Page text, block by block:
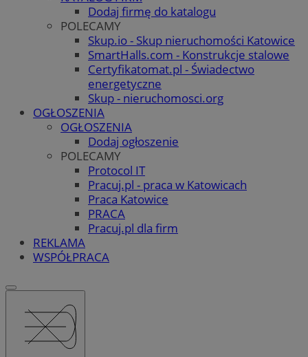
Dodaj firmę do katalogu
POLECAMY
Skup.io - Skup nieruchomości Katowice
SmartHalls.com - Konstrukcje stalowe
Certyfikatomat.pl - Świadectwo
energetyczne
Skup - nieruchomosci.org
OGŁOSZENIA
OGŁOSZENIA
Dodaj ogłoszenie
POLECAMY
Protocol IT
Pracuj.pl - praca w Katowicach
Praca Katowice
PRACA
Pracuj.pl dla firm
REKLAMA
WSPÓŁPRACA